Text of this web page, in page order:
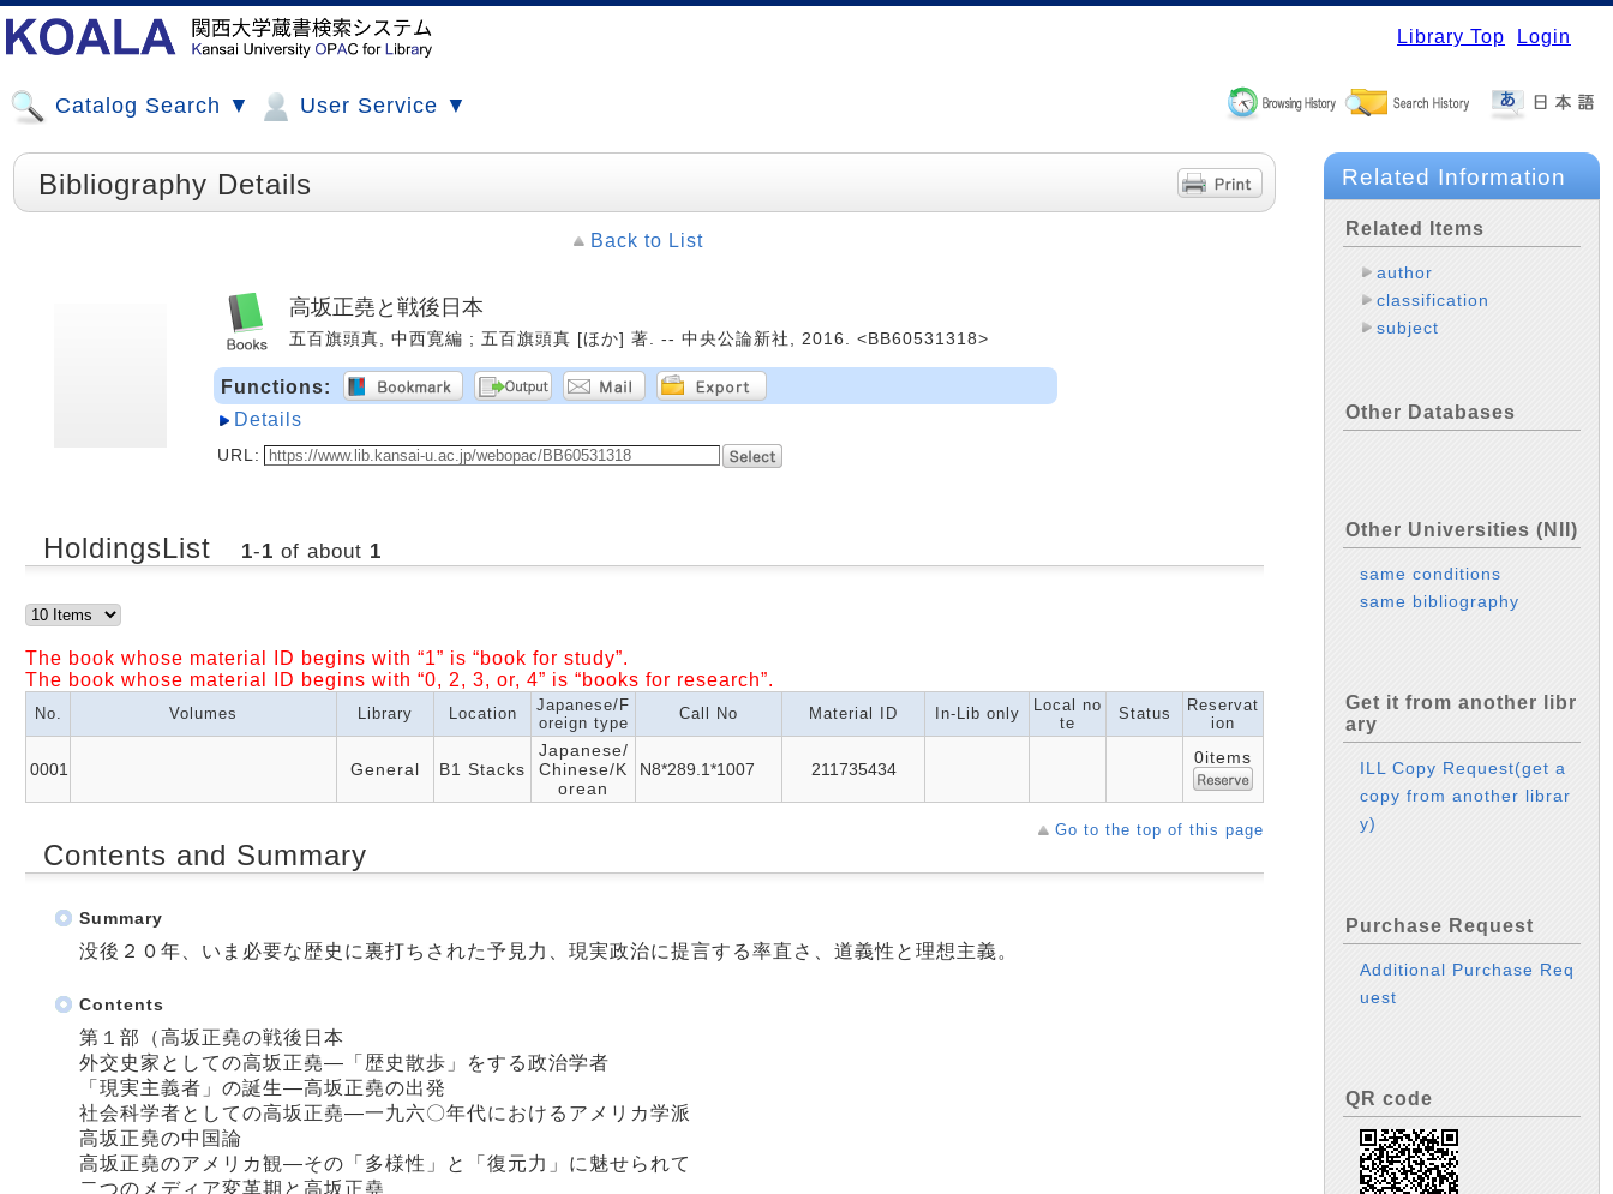
Library Top Login
Catalog Search ▼ User Service ▼
Bibliography Details
Back to List
高坂正堯と戦後日本
五百旗頭真, 中西寛編 ; 五百旗頭真 [ほか] 著. -- 中央公論新社, 2016. <BB60531318>
Functions:
Details
URL:
HoldingsList 1-1 of about 1
The book whose material ID begins with “1” is “book for study”.
The book whose material ID begins with “0, 2, 3, or, 4” is “books for research”.
No. Volumes Library Location
Japanese/F
oreign type
Call No Material ID In-Lib only
Local no
te
Status
Reservat
ion
0001 General B1 Stacks
Japanese/
Chinese/K
orean
N8*289.1*1007 211735434
0items
Go to the top of this page
Contents and Summary
Summary
没後２０年、いま必要な歴史に裏打ちされた予見力、現実政治に提言する率直さ、道義性と理想主義。
Contents
第１部（高坂正堯の戦後日本
外交史家としての高坂正堯―「歴史散歩」をする政治学者
「現実主義者」の誕生―高坂正堯の出発
社会科学者としての高坂正堯―一九六〇年代におけるアメリカ学派
高坂正堯の中国論
高坂正堯のアメリカ観―その「多様性」と「復元力」に魅せられて
二つのメディア変革期と高坂正堯
Related Information
Related Items
author
classification
subject
Other Databases
Other Universities (NII)
same conditions
same bibliography
Get it from another libr
ary
ILL Copy Request(get a
copy from another librar
y)
Purchase Request
Additional Purchase Req
uest
QR code